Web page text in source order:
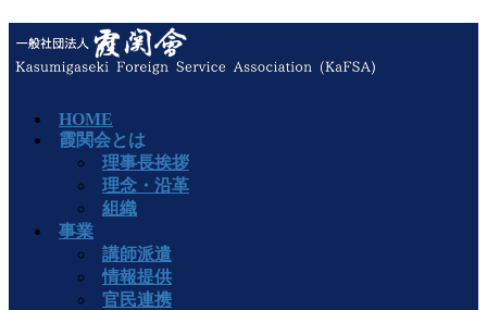
HOME
霞関会とは
理事長挨拶
理念・沿革
組織
事業
講師派遣
情報提供
官民連携